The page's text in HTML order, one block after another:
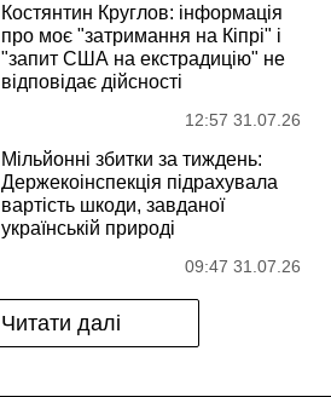
Костянтин Круглов: інформація
про моє "затримання на Кіпрі" і
"запит США на екстрадицію" не
відповідає дійсності
12:57 31.07.26
Мільйонні збитки за тиждень:
Держекоінспекція підрахувала
вартість шкоди, завданої
українській природі
09:47 31.07.26
Читати далі